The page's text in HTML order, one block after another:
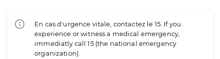
En cas d'urgence vitale, contactez le 15. If you
experience or witness a medical emergency,
immediatly call 15 (the national emergency
organization).